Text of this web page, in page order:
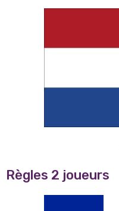
Règles 2 joueurs